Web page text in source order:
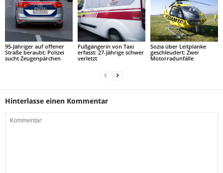
95-Jähriger auf offener
Straße beraubt: Polizei
sucht Zeugenpärchen
Fußgängerin von Taxi
erfasst: 27-Jährige schwer
verletzt
Sozia über Leitplanke
geschleudert: Zwei
Motorradunfälle
Hinterlasse einen Kommentar